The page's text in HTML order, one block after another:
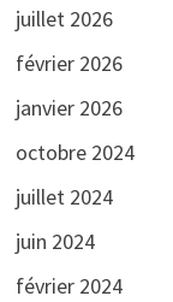
juillet 2026
février 2026
janvier 2026
octobre 2024
juillet 2024
juin 2024
février 2024